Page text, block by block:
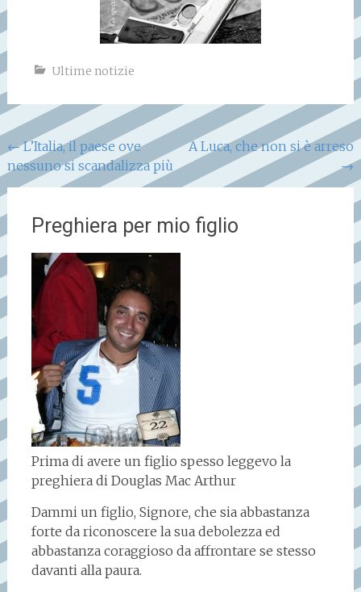
Ultime notizie
Navigazione
articoli
←L’Italia, il paese ove
nessuno si scandalizza più
A Luca, che non si è arreso
→
Preghiera per mio figlio
Prima di avere un figlio spesso leggevo la
preghiera di Douglas Mac Arthur
Dammi un figlio, Signore, che sia abbastanza
forte da riconoscere la sua debolezza ed
abbastanza coraggioso da affrontare se stesso
davanti alla paura.